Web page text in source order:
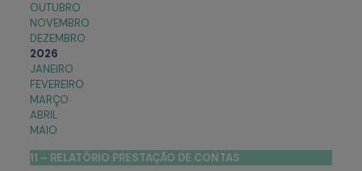
OUTUBRO
NOVEMBRO
DEZEMBRO
2026
JANEIRO
FEVEREIRO
MARÇO
ABRIL
MAIO
11 – RELATÓRIO PRESTAÇÃO DE CONTAS